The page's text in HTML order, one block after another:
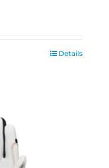
Details